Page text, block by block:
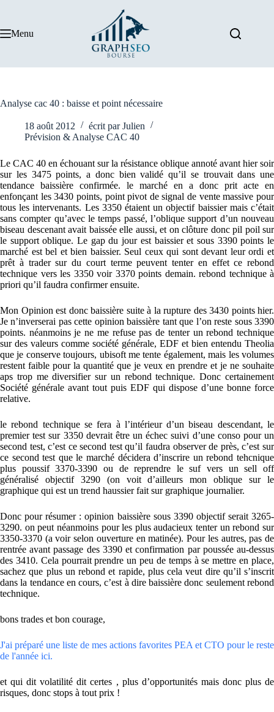
Menu
Analyse cac 40 : baisse et point nécessaire
18 août 2012 écrit par Julien
Prévision & Analyse CAC 40
Le CAC 40 en échouant sur la résistance oblique annoté avant hier soir
sur les 3475 points, a donc bien validé qu’il se trouvait dans une
tendance baissière confirmée. le marché en a donc prit acte en
enfonçant les 3430 points, point pivot de signal de vente massive pour
tous les intervenants. Les 3350 étaient un objectif baissier mais c’était
sans compter qu’avec le temps passé, l’oblique support d’un nouveau
biseau descenant avait baissée elle aussi, et on clôture donc pil poil sur
le support oblique. Le gap du jour est baissier et sous 3390 points le
marché est bel et bien baissier. Seul ceux qui sont devant leur ordi et
prêt à trader sur du court terme peuvent tenter en effet ce rebond
technique vers les 3350 voir 3370 points demain. rebond technique à
priori qu’il faudra confirmer ensuite.
Mon Opinion est donc baissière suite à la rupture des 3430 points hier.
Je n’inverserai pas cette opinion baissière tant que l’on reste sous 3390
points. néanmoins je ne me refuse pas de tenter un rebond technique
sur des valeurs comme société générale, EDF et bien entendu Theolia
que je conserve toujours, ubisoft me tente également, mais les volumes
restent faible pour la quantité que je veux en prendre et je ne souhaite
aps trop me diversifier sur un rebond technique. Donc certainement
Société générale avant tout puis EDF qui dispose d’une bonne force
relative.
le rebond technique se fera à l’intérieur d’un biseau descendant, le
premier test sur 3350 devrait être un échec suivi d’une conso pour un
second test, c’est ce second test qu’il faudra observer de près, c’est sur
ce second test que le marché décidera d’inscrire un rebond tehcnique
plus poussif 3370-3390 ou de reprendre le suf vers un sell off
généralisé objectif 3290 (on voit d’ailleurs mon oblique sur le
graphique qui est un trend haussier fait sur graphique journalier.
Donc pour résumer : opinion baissière sous 3390 objectif serait 3265-
3290. on peut néanmoins pour les plus audacieux tenter un rebond sur
3350-3370 (a voir selon ouverture en matinée). Pour les autres, pas de
rentrée avant passage des 3390 et confirmation par poussée au-dessus
des 3410. Cela pourrait prendre un peu de temps à se mettre en place,
sachez que plus un rebond et rapide, plus cela veut dire qu’il s’inscrit
dans la tendance en cours, c’est à dire baissière donc seulement rebond
technique.
bons trades et bon courage,
J'ai préparé une liste de mes actions favorites PEA et CTO pour le reste
de l'année ici.
et qui dit volatilité dit certes , plus d’opportunités mais donc plus de
risques, donc stops à tout prix !